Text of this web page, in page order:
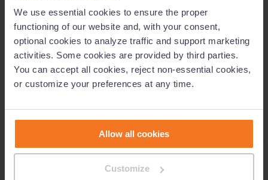
We use essential cookies to ensure the proper
functioning of our website and, with your consent,
optional cookies to analyze traffic and support marketing
activities. Some cookies are provided by third parties.
You can accept all cookies, reject non-essential cookies,
or customize your preferences at any time.
Allow all cookies
Customize
き、必要に応じてレポートを整理、検索することができま
す。
レポートでは単語数の合計カウントと加重カウント(レバレ
ッジデータ)の比較や、定量データ (ボリュームデータ
ネス分析のダッシュボード上で数クリックするだけで、カギ